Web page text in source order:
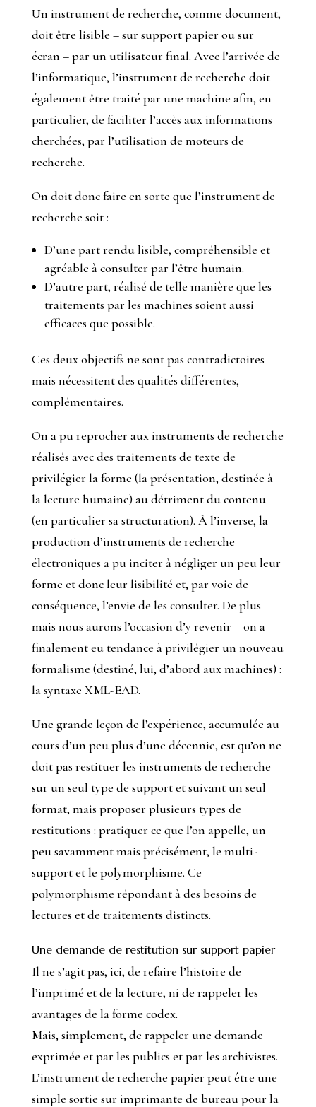
Un instrument de recherche, comme document,
doit être lisible – sur support papier ou sur
écran – par un utilisateur final. Avec l’arrivée de
l’informatique, l’instrument de recherche doit
également être traité par une machine afin, en
particulier, de faciliter l’accès aux informations
cherchées, par l’utilisation de moteurs de
recherche.
On doit donc faire en sorte que l’instrument de
recherche soit :
D’une part rendu lisible, compréhensible et
agréable à consulter par l’être humain.
D’autre part, réalisé de telle manière que les
traitements par les machines soient aussi
efficaces que possible.
Ces deux objectifs ne sont pas contradictoires
mais nécessitent des qualités différentes,
complémentaires.
On a pu reprocher aux instruments de recherche
réalisés avec des traitements de texte de
privilégier la forme (la présentation, destinée à
la lecture humaine) au détriment du contenu
(en particulier sa structuration). À l’inverse, la
production d’instruments de recherche
électroniques a pu inciter à négliger un peu leur
forme et donc leur lisibilité et, par voie de
conséquence, l’envie de les consulter. De plus –
mais nous aurons l’occasion d’y revenir – on a
finalement eu tendance à privilégier un nouveau
formalisme (destiné, lui, d’abord aux machines) :
la syntaxe XML-EAD.
Une grande leçon de l’expérience, accumulée au
cours d’un peu plus d’une décennie, est qu’on ne
doit pas restituer les instruments de recherche
sur un seul type de support et suivant un seul
format, mais proposer plusieurs types de
restitutions : pratiquer ce que l’on appelle, un
peu savamment mais précisément, le multi-
support et le polymorphisme. Ce
polymorphisme répondant à des besoins de
lectures et de traitements distincts.
Une demande de restitution sur support papier
Il ne s’agit pas, ici, de refaire l’histoire de
l’imprimé et de la lecture, ni de rappeler les
avantages de la forme codex.
Mais, simplement, de rappeler une demande
exprimée et par les publics et par les archivistes.
L’instrument de recherche papier peut être une
simple sortie sur imprimante de bureau pour la